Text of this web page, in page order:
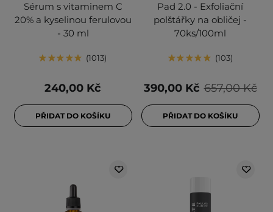
Sérum s vitaminem C
20% a kyselinou ferulovou
- 30 ml
1013
240,00 Kč
PŘIDAT DO KOŠÍKU
Pad 2.0 - Exfoliační
polštářky na obličej -
70ks/100ml
103
657,00 Kč
390,00 Kč
PŘIDAT DO KOŠÍKU